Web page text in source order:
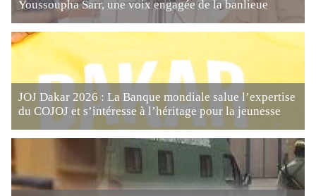
Youssoupha Sarr, une voix engagée de la banlieue
JOJ Dakar 2026 : La Banque mondiale salue l’expertise
du COJOJ et s’intéresse à l’héritage pour la jeunesse